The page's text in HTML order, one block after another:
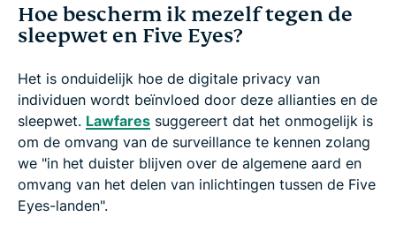
Hoe bescherm ik mezelf tegen de
sleepwet en Five Eyes?
Het is onduidelijk hoe de digitale privacy van
individuen wordt beïnvloed door deze allianties en de
sleepwet. Lawfares suggereert dat het onmogelijk is
om de omvang van de surveillance te kennen zolang
we "in het duister blijven over de algemene aard en
omvang van het delen van inlichtingen tussen de Five
Eyes-landen".